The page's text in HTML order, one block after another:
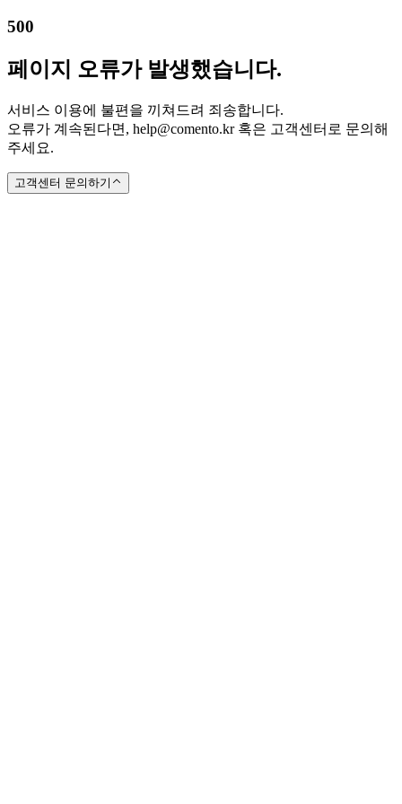
500
페이지 오류가 발생했습니다.
서비스 이용에 불편을 끼쳐드려 죄송합니다.
오류가 계속된다면, help@comento.kr 혹은 고객센터로 문의해
주세요.
고객센터 문의하기